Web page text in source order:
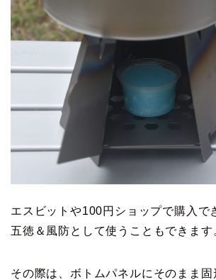
エスビットや100円ショップで購入で
五徳＆風防として使うこともできます
その際は、ボトムパネルにそのまま固